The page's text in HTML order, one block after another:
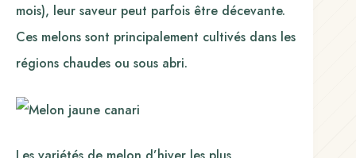
mois), leur saveur peut parfois être décevante.
Ces melons sont principalement cultivés dans les
régions chaudes ou sous abri.